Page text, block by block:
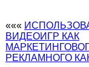
«««
ВИДЕОИГР КАК
РЕКЛАМНОГО